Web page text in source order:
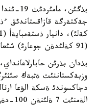
بذگئن،
(91 كةلئدةن جوعارئ) شئعادئ.
بذدان بذرئن
وزبةكستاننئث ةثبةك
دجاكسوندئ ةسكة الؤعا
الةمنئث 7 ةلئنةن 100-دةن اسا سپورتشئ قاتئسؤدا.